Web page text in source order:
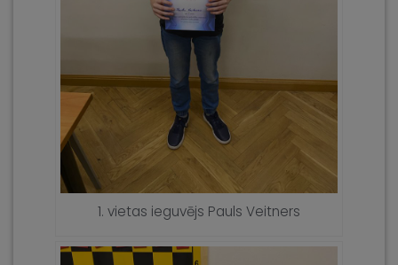
1. vietas ieguvējs Pauls Veitners